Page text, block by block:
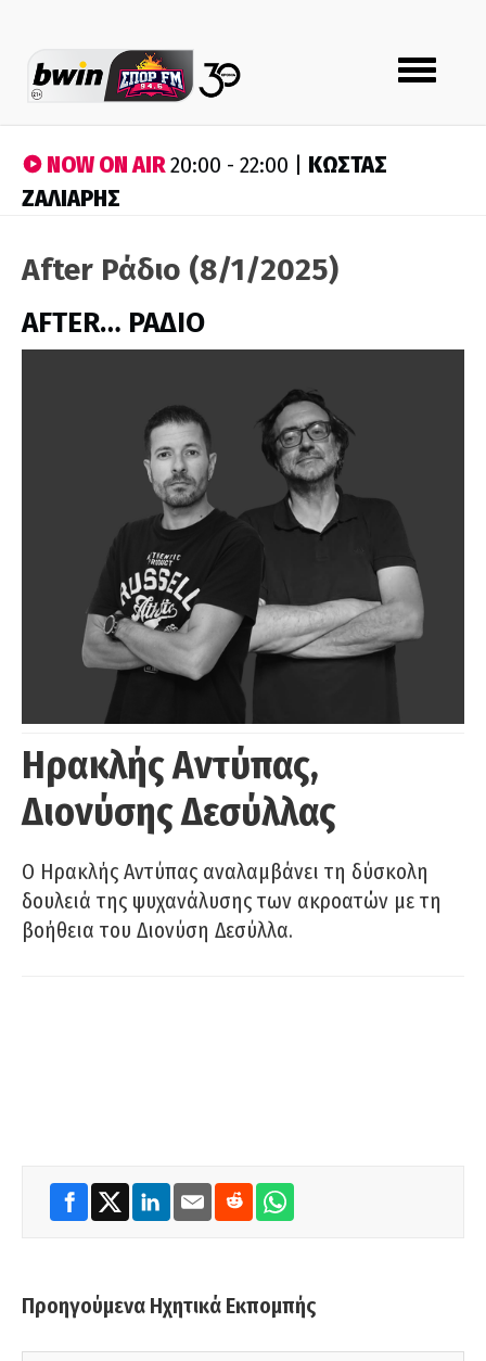
Toggle
navigation
NOW ON AIR20:00 - 22:00 | ΚΩΣΤΑΣ
ΖΑΛΙΑΡΗΣ
After Ράδιο (8/1/2025)
AFTER… ΡΑΔΙΟ
Ηρακλής Αντύπας,
Διονύσης Δεσύλλας
Ο Ηρακλής Αντύπας αναλαμβάνει τη δύσκολη
δουλειά της ψυχανάλυσης των ακροατών με τη
βοήθεια του Διονύση Δεσύλλα.
Προηγούμενα Ηχητικά Εκπομπής